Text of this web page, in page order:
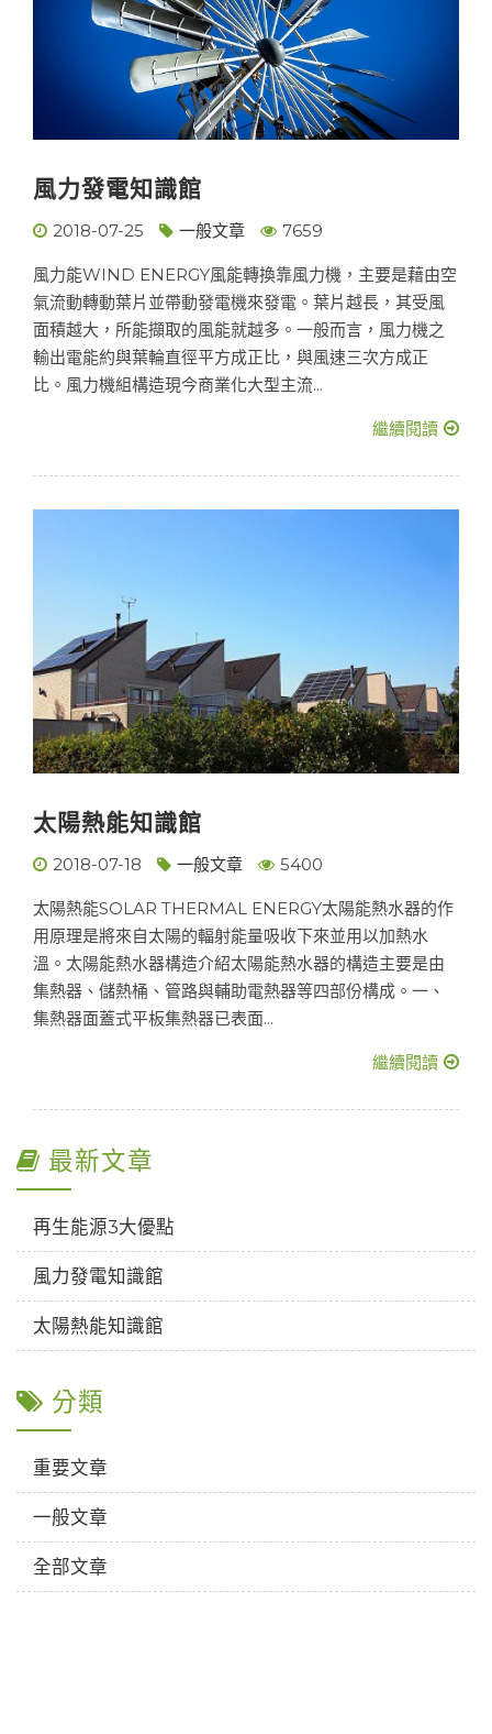
風力發電知識館
2018-07-25 一般文章 7659
風力能WIND ENERGY風能轉換靠風力機，主要是藉由空
氣流動轉動葉片並帶動發電機來發電。葉片越長，其受風
面積越大，所能擷取的風能就越多。一般而言，風力機之
輸出電能約與葉輪直徑平方成正比，與風速三次方成正
比。風力機組構造現今商業化大型主流...
繼續閱讀
太陽熱能知識館
2018-07-18 一般文章 5400
太陽熱能SOLAR THERMAL ENERGY太陽能熱水器的作
用原理是將來自太陽的輻射能量吸收下來並用以加熱水
溫。太陽能熱水器構造介紹太陽能熱水器的構造主要是由
集熱器、儲熱桶、管路與輔助電熱器等四部份構成。一、
集熱器面蓋式平板集熱器已表面...
繼續閱讀
最新文章
再生能源3大優點
風力發電知識館
太陽熱能知識館
分類
重要文章
一般文章
全部文章